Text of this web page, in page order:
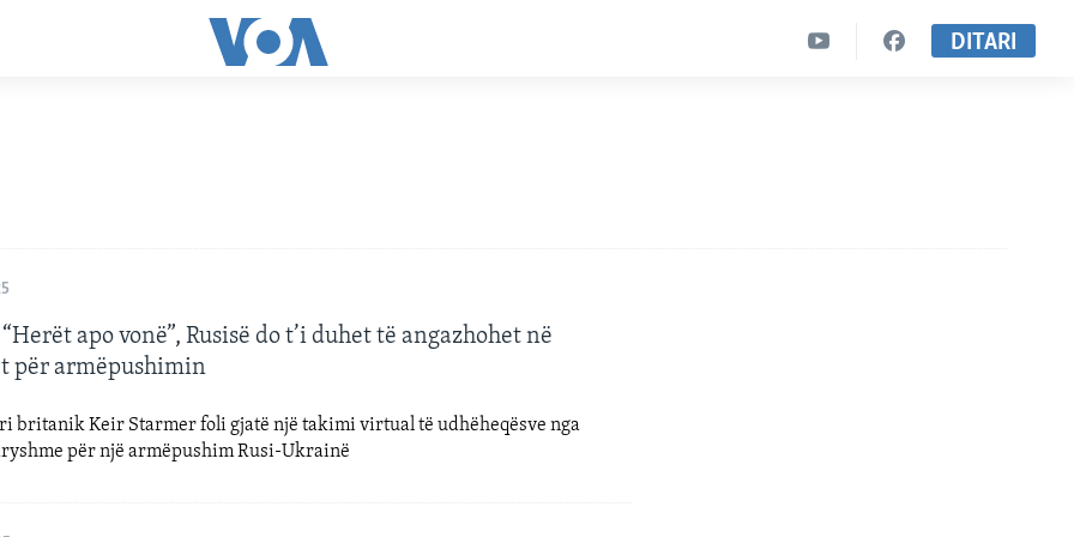
DITARI
apo vonë”, Rusisë do t’i duhet të angazhohet në
për armëpushimin
britanik Keir Starmer foli gjatë një takimi virtual të udhëheqësve nga
për një armëpushim Rusi-Ukrainë